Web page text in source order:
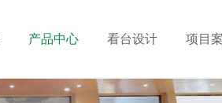
产品中心 看台设计 项目